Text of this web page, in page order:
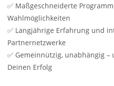
✅ Maßgeschneiderte
Wahlmöglichkeiten
✅ Langjährige Erfahrung und
Partnernetzwerke
✅ Gemeinnützig, unabhängig
Deinen Erfolg